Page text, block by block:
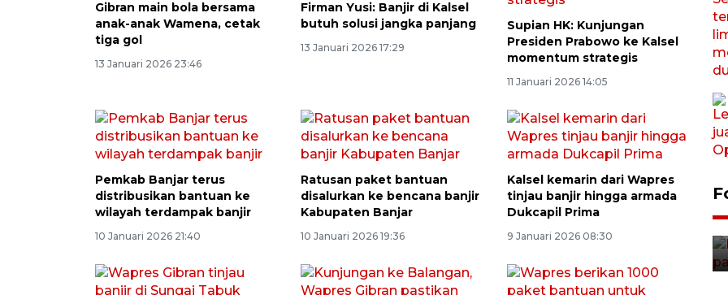
Gibran main bola bersama
anak-anak Wamena, cetak
tiga gol
13 Januari 2026 23:46
Firman Yusi: Banjir di Kalsel
butuh solusi jangka panjang
13 Januari 2026 17:29
Supian HK: Kunjungan
Presiden Prabowo ke Kalsel
momentum strategis
11 Januari 2026 14:05
Pemkab Banjar terus
distribusikan bantuan ke
wilayah terdampak banjir
10 Januari 2026 21:40
Ratusan paket bantuan
disalurkan ke bencana banjir
Kabupaten Banjar
10 Januari 2026 19:36
Kalsel kemarin dari Wapres
tinjau banjir hingga armada
Dukcapil Prima
9 Januari 2026 08:30
Ketua DPRD Syahrial hadiri
pembukaan Turnamen Sepak
Bola Usia Dini